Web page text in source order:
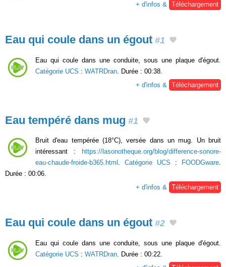
+ d'infos & Téléchargement
Eau qui coule dans un égout #1
Eau qui coule dans une conduite, sous une plaque d'égout.
Catégorie UCS : WATRDran . Durée : 00:38.
+ d'infos &
Téléchargement
Eau tempéré dans mug #1
Bruit d'eau tempérée (18°C), versée dans un mug. Un bruit
intéressant :
https://lasonotheque.org/blog/difference-sonore-
eau-chaude-froide-b365.html . Catégorie UCS : FOODGware.
Durée : 00:06.
+ d'infos & Téléchargement
Eau qui coule dans un égout #2
Eau qui coule dans une conduite, sous une plaque d'égout.
Catégorie UCS : WATRDran. Durée : 00:22.